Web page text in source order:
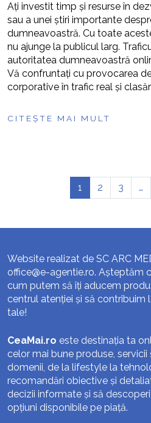
Ați investit timp și resurse în
sau a unei știri importante
dumneavoastră. Cu toate
nu ajunge la publicul larg.
autoritatea dumneavoastră
Vă confruntați cu provocarea
corporative în trafic real și
CITEȘTE MAI MULT
1 2 3 …
Website realizat de SC ARC
office@e-agentie.ro. Așteptăm
cum putem să îți aducem
centrul atenției și să contribuim
tale!
CeaMai.ro este destinația ta
celor mai bune produse, servicii
domenii, de la lifestyle la
recomandări obiective și
decizii informate și să
opțiuni disponibile pe piață.